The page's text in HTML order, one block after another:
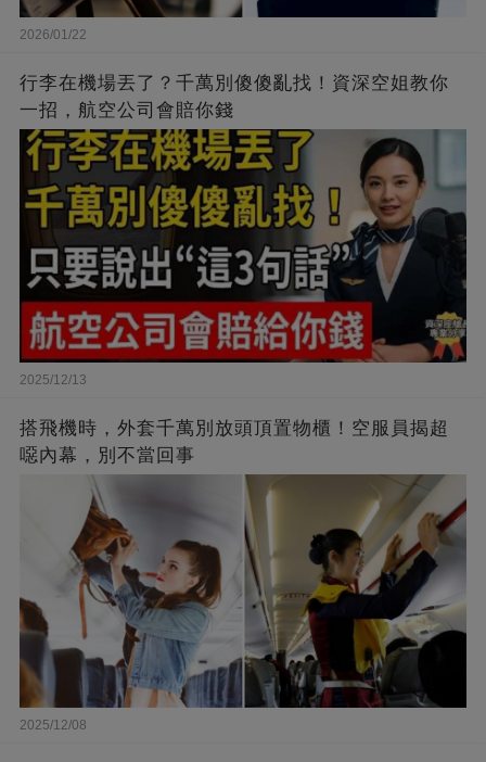
2026/01/22
行李在機場丟了？千萬別傻傻亂找！資深空姐教你
一招，航空公司會賠你錢
2025/12/13
搭飛機時，外套千萬別放頭頂置物櫃！空服員揭超
噁內幕，別不當回事
2025/12/08